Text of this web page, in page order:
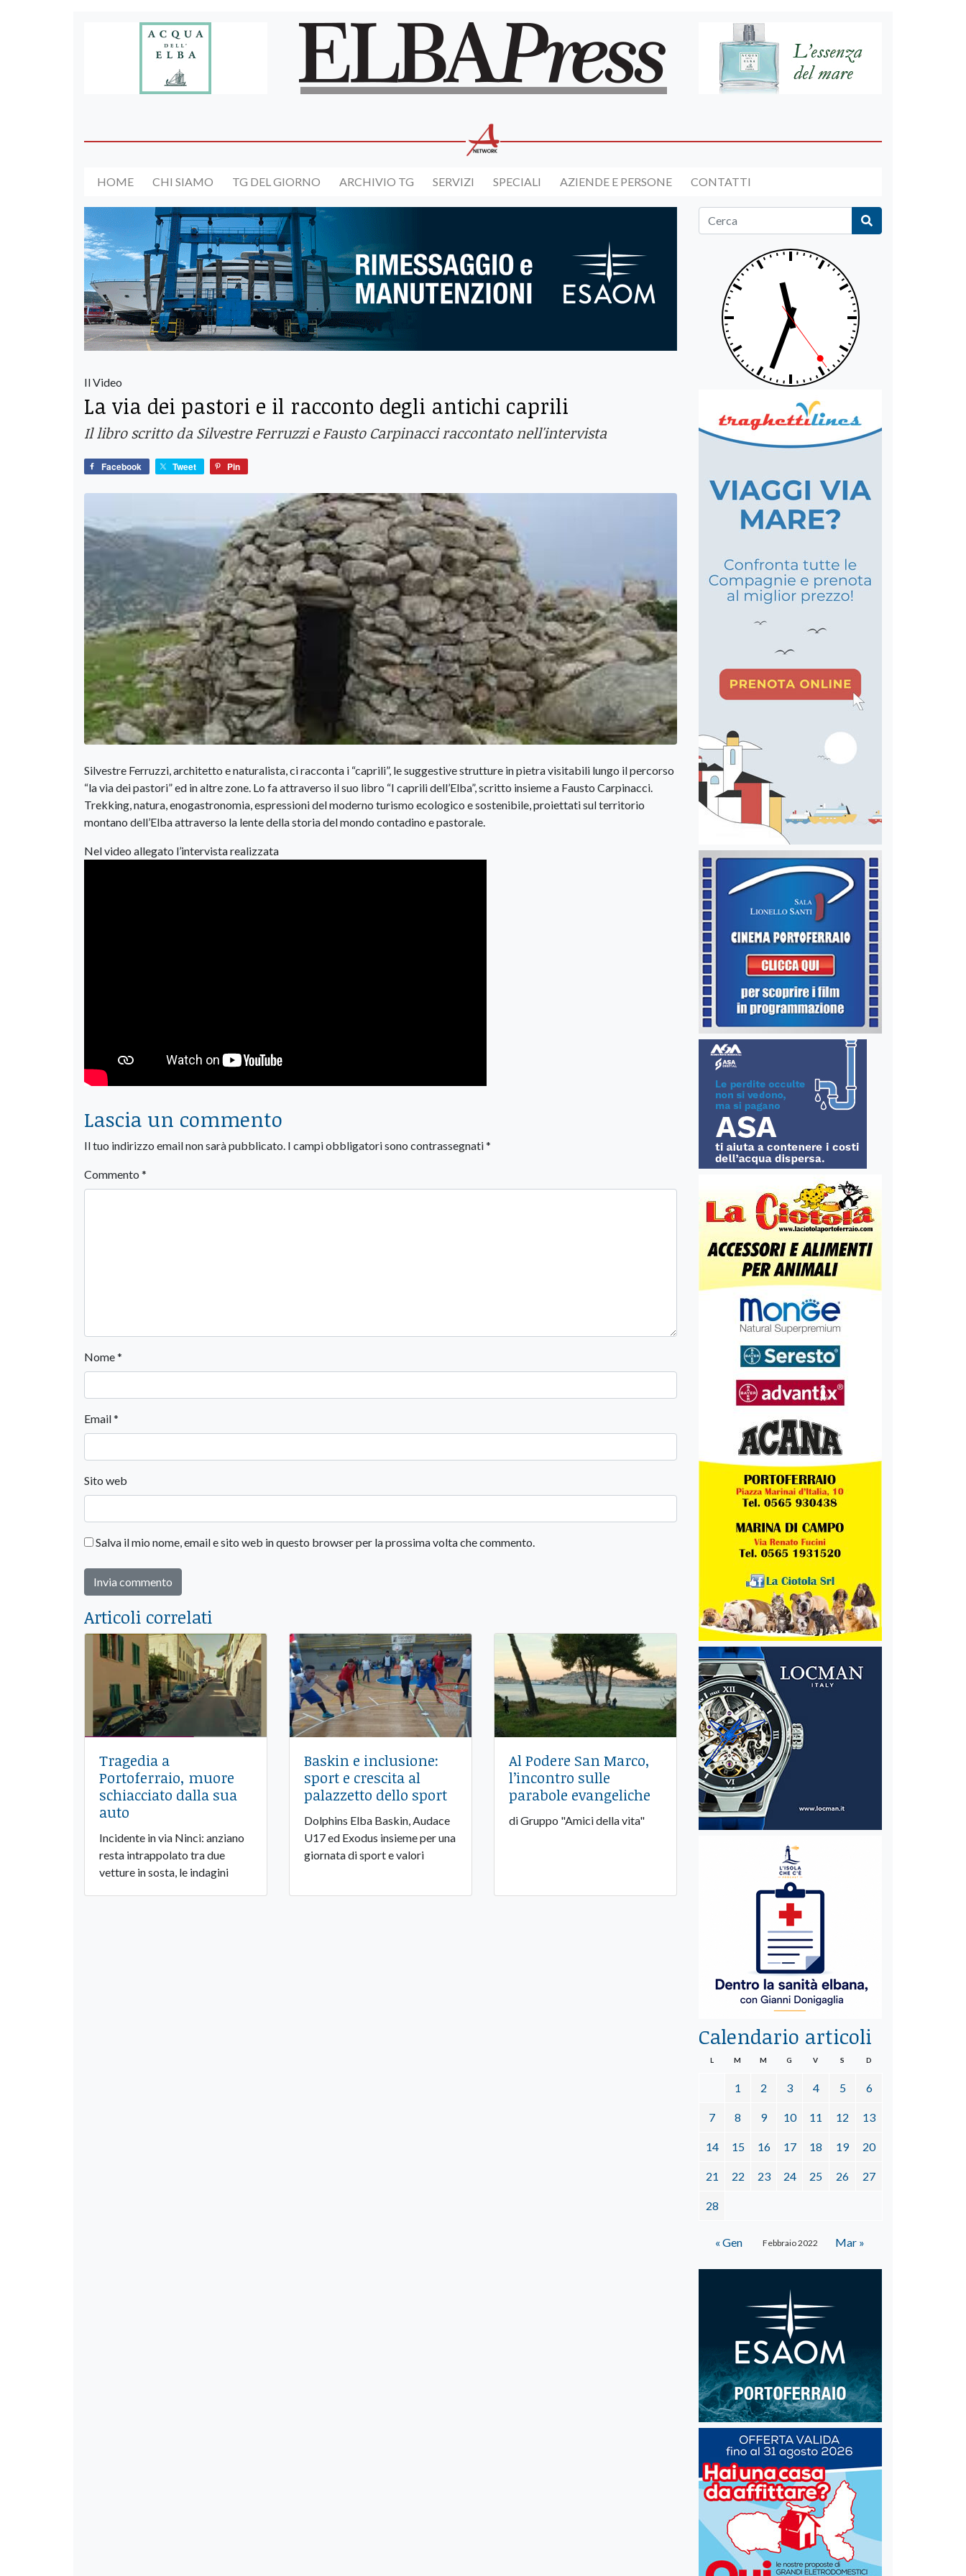
HOME CHI SIAMO TG DEL GIORNO ARCHIVIO TG SERVIZI SPECIALI AZIENDE E PERSONE CONTATTI
Il Video
La via dei pastori e il racconto degli antichi caprili
Il libro scritto da Silvestre Ferruzzi e Fausto Carpinacci raccontato nell'intervista
Facebook Tweet Pin
Silvestre Ferruzzi, architetto e naturalista, ci racconta i “caprili”, le suggestive strutture in pietra visitabili lungo il percorso
“la via dei pastori” ed in altre zone. Lo fa attraverso il suo libro “I caprili dell’Elba”, scritto insieme a Fausto Carpinacci.
Trekking, natura, enogastronomia, espressioni del moderno turismo ecologico e sostenibile, proiettati sul territorio
montano dell’Elba attraverso la lente della storia del mondo contadino e pastorale.
Nel video allegato l’intervista realizzata
Lascia un commento
Il tuo indirizzo email non sarà pubblicato. I campi obbligatori sono contrassegnati*
Commento *
Nome*
Email*
Sito web
Salva il mio nome, email e sito web in questo browser per la prossima volta che commento.
Articoli correlati
Tragedia a
Portoferraio, muore
schiacciato dalla sua
auto
Incidente in via Ninci: anziano
resta intrappolato tra due
vetture in sosta, le indagini
Baskin e inclusione:
sport e crescita al
palazzetto dello sport
Dolphins Elba Baskin, Audace
U17 ed Exodus insieme per una
giornata di sport e valori
Al Podere San Marco,
l’incontro sulle
parabole evangeliche
di Gruppo "Amici della vita"
Calendario articoli
Febbraio 2022
L M M G V S D
1 2 3 4 5 6
7 8 9 10 11 12 13
14 15 16 17 18 19 20
21 22 23 24 25 26 27
28
« Gen Mar »